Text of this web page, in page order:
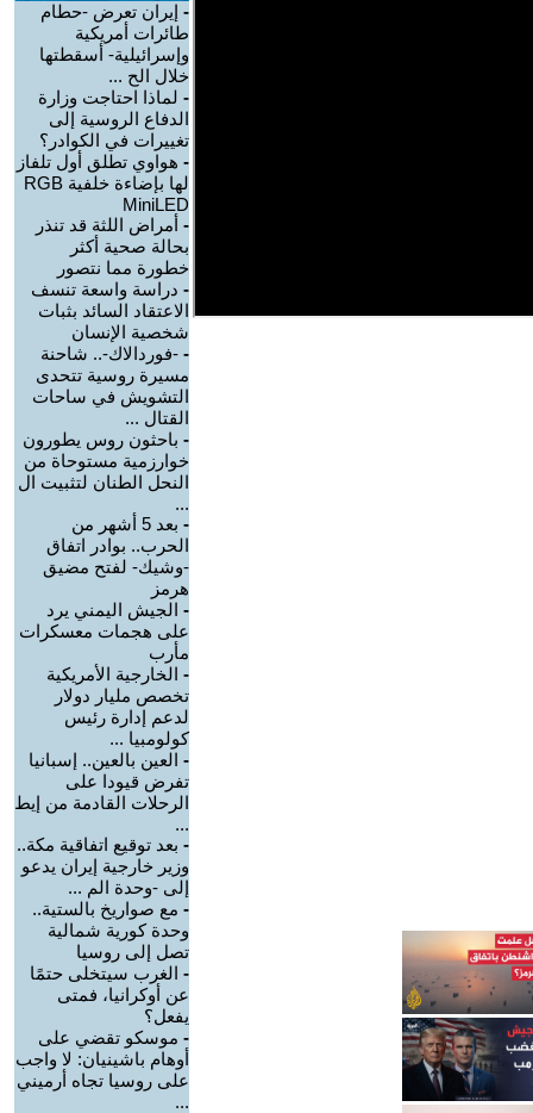
- إيران تعرض -حطام
طائرات أمريكية
وإسرائيلية- أسقطتها
خلال الح ...
- لماذا احتاجت وزارة
الدفاع الروسية إلى
تغييرات في الكوادر؟
- هواوي تطلق أول تلفاز
لها بإضاءة خلفية RGB
MiniLED
- أمراض اللثة قد تنذر
بحالة صحية أكثر
خطورة مما نتصور
- دراسة واسعة تنسف
الاعتقاد السائد بثبات
شخصية الإنسان
- -فوردالاك-.. شاحنة
مسيرة روسية تتحدى
التشويش في ساحات
القتال ...
- باحثون روس يطورون
خوارزمية مستوحاة من
النحل الطنان لتثبيت ال
...
-
بعد 5 أشهر من
الحرب.. بوادر اتفاق
-وشيك- لفتح مضيق
هرمز
- الجيش اليمني يرد
على هجمات معسكرات
مأرب
- الخارجية الأمريكية
تخصص مليار دولار
لدعم إدارة رئيس
كولومبيا ...
- العين بالعين.. إسبانيا
تفرض قيودا على
الرحلات القادمة من إيط
...
- بعد توقيع اتفاقية مكة..
وزير خارجية إيران يدعو
إلى -وحدة الم ...
- مع صواريخ بالستية..
وحدة كورية شمالية
تصل إلى روسيا
- الغرب سيتخلى حتمًا
عن أوكرانيا، فمتى
يفعل؟
- موسكو تقضي على
أوهام باشينيان: لا واجب
على روسيا تجاه أرميني
...